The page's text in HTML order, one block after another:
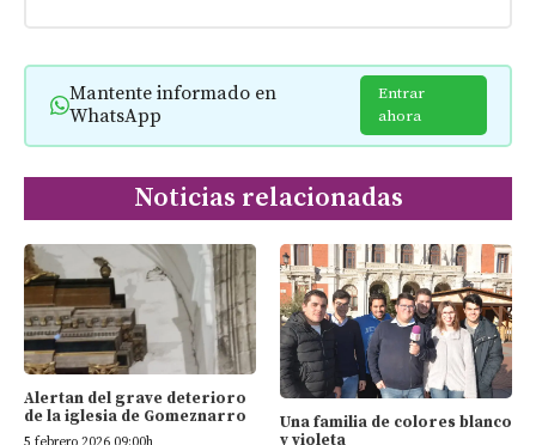
Mantente informado en
WhatsApp
Entrar
ahora
Noticias relacionadas
Alertan del grave deterioro
de la iglesia de Gomeznarro
Una familia de colores blanco
y violeta